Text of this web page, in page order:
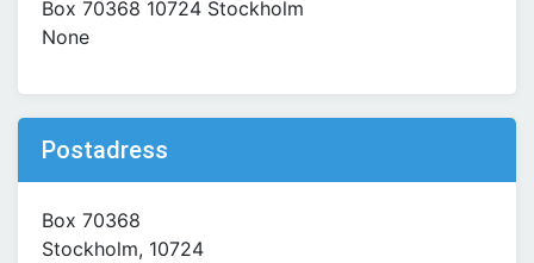
Box 70368 10724 Stockholm
None
Postadress
Box 70368
Stockholm, 10724